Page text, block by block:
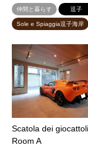
仲間と暮らす 逗子
Sole e Spiaggia逗子海岸
Scatola dei
Room A